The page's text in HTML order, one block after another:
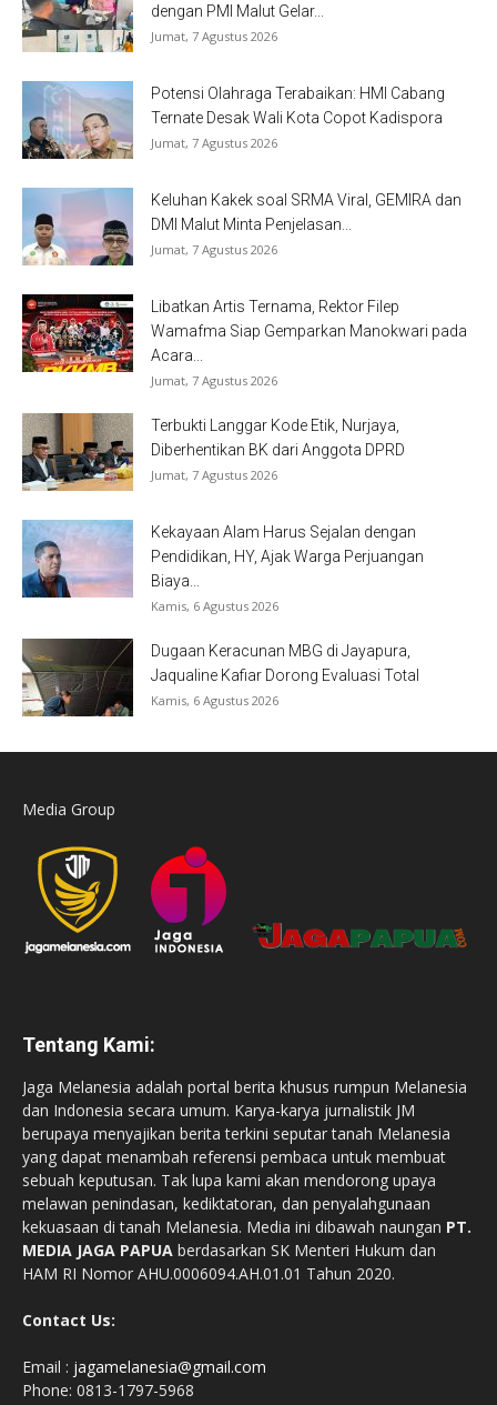
dengan PMI Malut Gelar...
Jumat, 7 Agustus 2026
Potensi Olahraga Terabaikan: HMI Cabang
Ternate Desak Wali Kota Copot Kadispora
Jumat, 7 Agustus 2026
Keluhan Kakek soal SRMA Viral, GEMIRA dan
DMI Malut Minta Penjelasan...
Jumat, 7 Agustus 2026
Libatkan Artis Ternama, Rektor Filep
Wamafma Siap Gemparkan Manokwari pada
Acara...
Jumat, 7 Agustus 2026
Terbukti Langgar Kode Etik, Nurjaya,
Diberhentikan BK dari Anggota DPRD
Jumat, 7 Agustus 2026
Kekayaan Alam Harus Sejalan dengan
Pendidikan, HY, Ajak Warga Perjuangan
Biaya...
Kamis, 6 Agustus 2026
Dugaan Keracunan MBG di Jayapura,
Jaqualine Kafiar Dorong Evaluasi Total
Kamis, 6 Agustus 2026
Media Group
Tentang Kami:
Jaga Melanesia adalah portal berita khusus rumpun Melanesia
dan Indonesia secara umum. Karya-karya jurnalistik JM
berupaya menyajikan berita terkini seputar tanah Melanesia
yang dapat menambah referensi pembaca untuk membuat
sebuah keputusan. Tak lupa kami akan mendorong upaya
melawan penindasan, kediktatoran, dan penyalahgunaan
kekuasaan di tanah Melanesia. Media ini dibawah naungan PT.
MEDIA JAGA PAPUA berdasarkan SK Menteri Hukum dan
HAM RI Nomor AHU.0006094.AH.01.01 Tahun 2020.
Contact Us:
Email : jagamelanesia@gmail.com
Phone: 0813-1797-5968